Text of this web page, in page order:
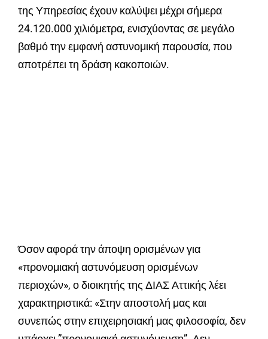
της Υπηρεσίας έχουν καλύψει μέχρι σήμερα
24.120.000 χιλιόμετρα, ενισχύοντας σε μεγάλο
βαθμό την εμφανή αστυνομική παρουσία, που
αποτρέπει τη δράση κακοποιών.
Όσον αφορά την άποψη ορισμένων για
«προνομιακή αστυνόμευση ορισμένων
περιοχών», ο διοικητής της ΔΙΑΣ Αττικής λέει
χαρακτηριστικά: «Στην αποστολή μας και
συνεπώς στην επιχειρησιακή μας φιλοσοφία, δεν